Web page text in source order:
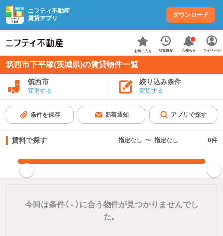
ニフティ不動産
賃貸アプリ
ダウンロード
お気に入り 閲覧履歴 お知らせ マイページ
筑西市下平塚(茨城県)の賃貸物件一覧
筑西市
変更する
絞り込み条件
変更する
条件を保存 新着通知 アプリで探す
賃料で探す 指定なし 〜 指定なし 0件
今回は条件（ -）に合う物件が見つかりませんでし
た。